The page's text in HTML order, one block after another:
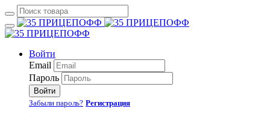
Войти
Email
Пароль
Войти
Забыли пароль? Регистрация